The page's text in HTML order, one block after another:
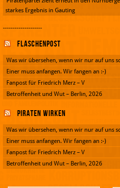
starkes Ergebnis in Gauting
--------------------
Flaschenpost
Was wir übersehen, wenn wir nur auf uns
Einer muss anfangen. Wir fangen an :-)
Fanpost für Friedrich Merz – V
Betroffenheit und Wut – Berlin, 2026
Piraten wirken
Was wir übersehen, wenn wir nur auf uns
Einer muss anfangen. Wir fangen an :-)
Fanpost für Friedrich Merz – V
Betroffenheit und Wut – Berlin, 2026